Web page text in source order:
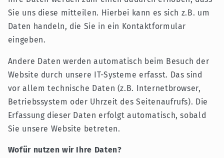
Sie uns diese mitteilen. Hierbei kann es sich z.B. um
Daten handeln, die Sie in ein Kontaktformular
eingeben.
Andere Daten werden automatisch beim Besuch der
Website durch unsere IT-Systeme erfasst. Das sind
vor allem technische Daten (z.B. Internetbrowser,
Betriebssystem oder Uhrzeit des Seitenaufrufs). Die
Erfassung dieser Daten erfolgt automatisch, sobald
Sie unsere Website betreten.
Wofür nutzen wir Ihre Daten?